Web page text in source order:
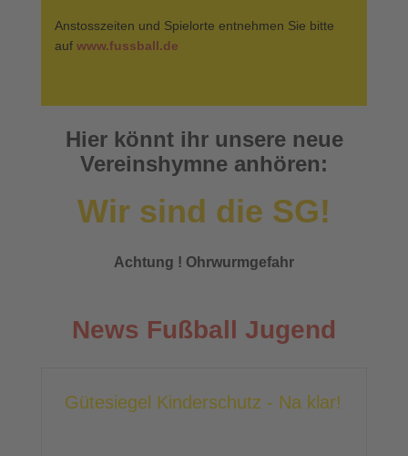
Anstosszeiten und Spielorte entnehmen Sie bitte
auf www.fussball.de
Hier könnt ihr unsere neue
Vereinshymne anhören:
Wir sind die SG!
Achtung ! Ohrwurmgefahr
News Fußball Jugend
Gütesiegel Kinderschutz - Na klar!